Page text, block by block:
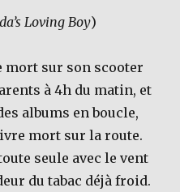
Loving Boy)
sur son scooter
à 4h du matin, et
albums en boucle,
mort sur la route.
seule avec le vent
du tabac déjà froid.